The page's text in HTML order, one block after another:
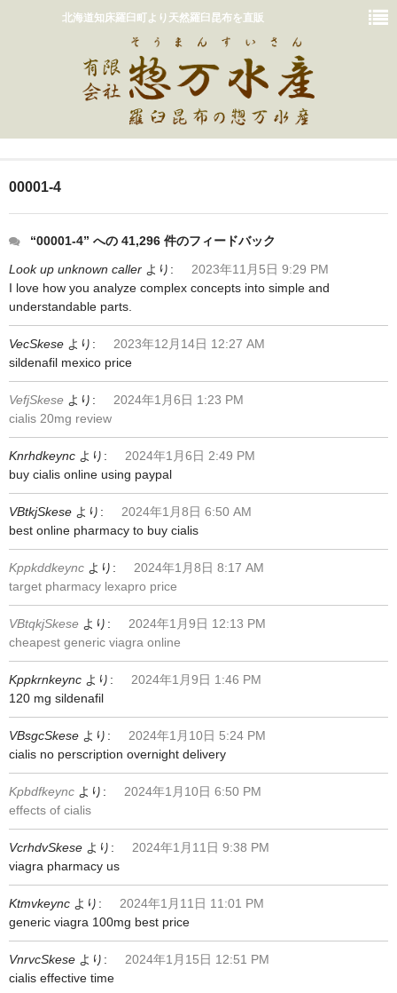
北海道知床羅臼町より天然羅臼昆布を直販
販売商品一覧
カート
惣万水産って？
お問い合わせ
00001-4
“00001-4” への 41,296 件のフィードバック
Look up unknown caller より:
2023年11月5日 9:29 PM
I love how you analyze complex concepts into simple and
understandable parts.
VecSkese より:
2023年12月14日 12:27 AM
sildenafil mexico price
VefjSkese より:
2024年1月6日 1:23 PM
cialis 20mg review
Knrhdkeync より:
2024年1月6日 2:49 PM
buy cialis online using paypal
VBtkjSkese より:
2024年1月8日 6:50 AM
best online pharmacy to buy cialis
Kppkddkeync より:
2024年1月8日 8:17 AM
target pharmacy lexapro price
VBtqkjSkese より:
2024年1月9日 12:13 PM
cheapest generic viagra online
Kppkrnkeync より:
2024年1月9日 1:46 PM
120 mg sildenafil
VBsgcSkese より:
2024年1月10日 5:24 PM
cialis no perscription overnight delivery
Kpbdfkeync より:
2024年1月10日 6:50 PM
effects of cialis
VcrhdvSkese より:
2024年1月11日 9:38 PM
viagra pharmacy us
Ktmvkeync より:
2024年1月11日 11:01 PM
generic viagra 100mg best price
VnrvcSkese より:
2024年1月15日 12:51 PM
cialis effective time